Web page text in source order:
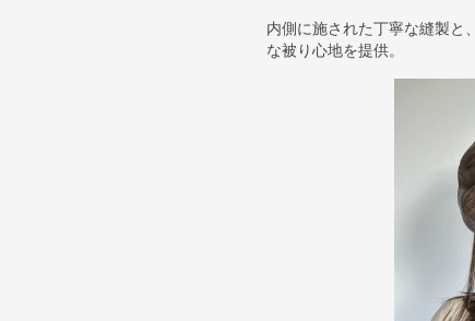
内側に施された丁寧な縫製と
な被り心地を提供。